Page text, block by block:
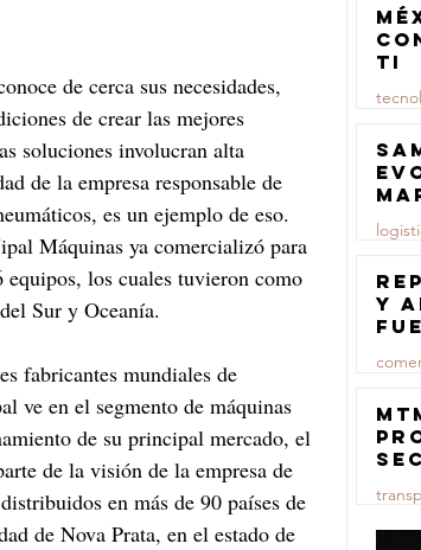
de cerca sus necesidades,
de crear las mejores
soluciones involucran alta
de la empresa responsable de
es un ejemplo de eso.
Máquinas ya comercializó para
equipos, los cuales tuvieron como
Sur y Oceanía.
fabricantes mundiales de
ve en el segmento de máquinas
de su principal mercado, el
de la visión de la empresa de
en más de 90 países de
de Nova Prata, en el estado de
23 jul
TI
23 jul
23 jul
y
23 jul